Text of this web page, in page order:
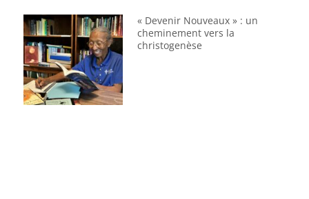
« Devenir Nouveaux » : un
cheminement vers la
christogenèse